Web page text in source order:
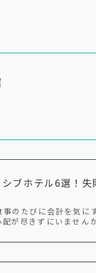
ブホテル6選！
のたびに会計を気に
が尽きずにいませ